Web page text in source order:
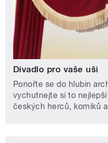
Divadlo pro vaše uši
Ponořte se do hlubin
vychutnejte si to
českých herců, komiků